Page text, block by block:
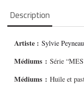
Description
Artiste :Sylvie Peyneau
Médiums :Série
Médiums :Huile et